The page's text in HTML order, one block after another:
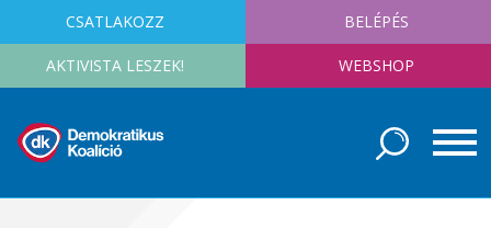
CSATLAKOZZ BELÉPÉS
AKTIVISTA LESZEK! WEBSHOP